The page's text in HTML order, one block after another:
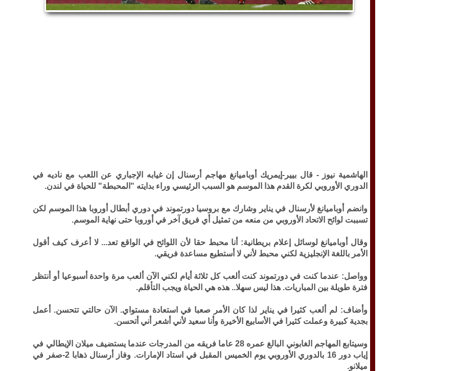
الهاشمية نيوز - قال بيير-إيمريك أوباميانغ مهاجم أرسنال إن غيابه الإجباري عن اللعب مع ناديه في
الدوري الأوروبي لكرة القدم هذا الموسم هو السبب الرئيسي وراء بدايته "المحبطة" للحياة في لندن.
وانضم أوباميانغ لأرسنال في يناير وشارك مع بروسيا دورتموند في دوري أبطال أوروبا هذا الموسم لكن
تسببت لوائح الاتحاد الأوروبي من منعه من تمثيل أي فريق آخر في أوروبا حتى نهاية الموسم.
وقال أوباميانغ لوسائل إعلام بريطانية: أنا محبط حقا لأن اللوائح في الواقع تعد... لا أعرف كيف أقول
الأمر باللغة الإنجليزية لكني محبط لأني لا أستطيع مساعدة فريقي.
وواصل: عندما كنت في دورتموند كنت ألعب كل ثلاثة أيام لكني الآن ألعب مرة واحدة أسبوعيا أو أنتظر
فترة طويلة بين المباريات. هذا ليس سهلا.. هذه هي الحياة ويجب التأقلم.
وأضاف: لم ألعب كثيرا في يناير لذا كان الأمر صعبا في استعادة مستواي. الآن حالتي تتحسن. أعمل
بجدية كبيرة وعملت كثيرا في الأسابيع الأخيرة وأنا سعيد لأني أشعر أني أتحسن.
وسيتابع المهاجم الغابوني البالغ عمره 28 عاما فريقه من المدرجات عندما يستضيف ميلان الإيطالي في
إياب دور 16 بالدوري الأوروبي يوم الخميس المقبل في استاد الإمارات. وفاز أرسنال ذهابا 2-صفر في
ميلانو.